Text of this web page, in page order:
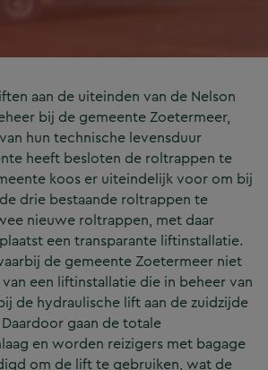
aan de uiteinden van de Nelson
bij de gemeente Zoetermeer,
hun technische levensduur
heeft besloten de roltrappen te
koos er uiteindelijk voor om bij
drie bestaande roltrappen te
nieuwe roltrappen, met daar
een transparante liftinstallatie.
de gemeente Zoetermeer niet
een liftinstallatie die in beheer van
de hydraulische lift aan de zuidzijde
gaan de totale
en worden reizigers met bagage
om de lift te gebruiken, wat de